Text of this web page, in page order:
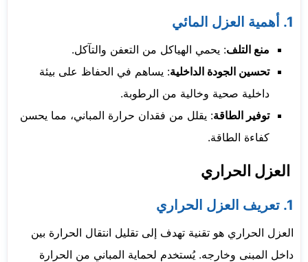
1. أهمية العزل المائي
منع التلف: يحمي الهياكل من التعفن والتآكل.
تحسين الجودة الداخلية: يساهم في الحفاظ على بيئة
داخلية صحية وخالية من الرطوبة.
توفير الطاقة: يقلل من فقدان حرارة المباني، مما يحسن
كفاءة الطاقة.
العزل الحراري
1. تعريف العزل الحراري
العزل الحراري هو تقنية تهدف إلى تقليل انتقال الحرارة بين
داخل المبنى وخارجه. يُستخدم لحماية المباني من الحرارة